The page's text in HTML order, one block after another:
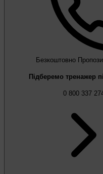
Безкоштовно
Підберемо тренажер
0 800 337